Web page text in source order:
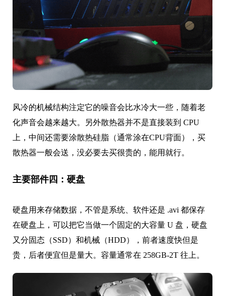
风冷的机械结构注定它的噪音会比水冷大一些，随着老
化声音会越来越大。另外散热器并不是直接装到 CPU
上，中间还需要涂散热硅脂（通常涂在CPU背面），买
散热器一般会送，没必要去买很贵的，能用就行。
主要部件四：硬盘
硬盘用来存储数据，不管是系统、软件还是 .avi 都保存
在硬盘上，可以把它当做一个固定的大容量 U 盘，硬盘
又分固态（SSD）和机械（HDD），前者速度快但是
贵，后者便宜但是量大。容量通常在 258GB-2T 往上。